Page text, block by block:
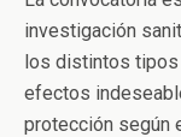
investigación
los distintos tipos
efectos
protección según